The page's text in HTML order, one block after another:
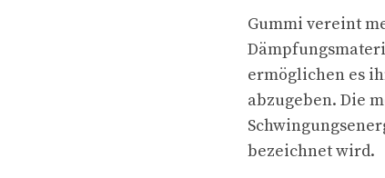
Gummi vereint
ermöglichen es
abzugeben. Die
bezeichnet wird.